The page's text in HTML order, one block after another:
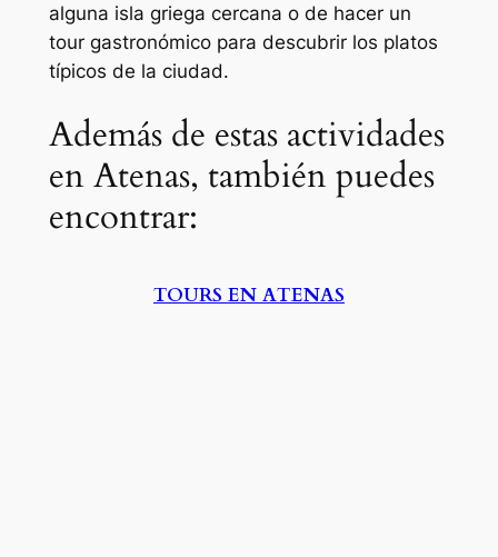
alguna isla griega cercana o de hacer un
tour gastronómico para descubrir los platos
típicos de la ciudad.
Además de estas actividades
en Atenas, también puedes
encontrar:
TOURS EN ATENAS